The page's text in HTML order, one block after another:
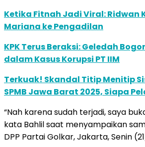
Ketika Fitnah Jadi Viral: Ridwan
Mariana ke Pengadilan
KPK Terus Beraksi: Geledah
dalam Kasus Korupsi PT IIM
Terkuak! Skandal Titip Menitip
SPMB Jawa Barat 2025, Siapa
“Nah karena sudah terjadi, saya
kata Bahlil saat menyampaikan
DPP Partai Golkar, Jakarta, Senin